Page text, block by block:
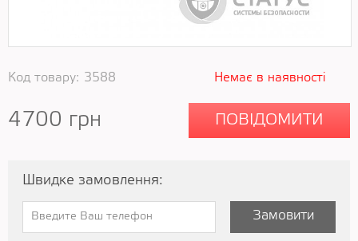
Код товару: 3588 Немає в наявності
4700 грн ПОВІДОМИТИ
Швидке замовлення:
Замовити